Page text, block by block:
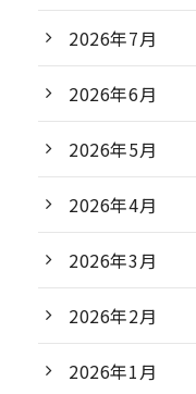
2026年7月
2026年6月
2026年5月
2026年4月
2026年3月
2026年2月
2026年1月